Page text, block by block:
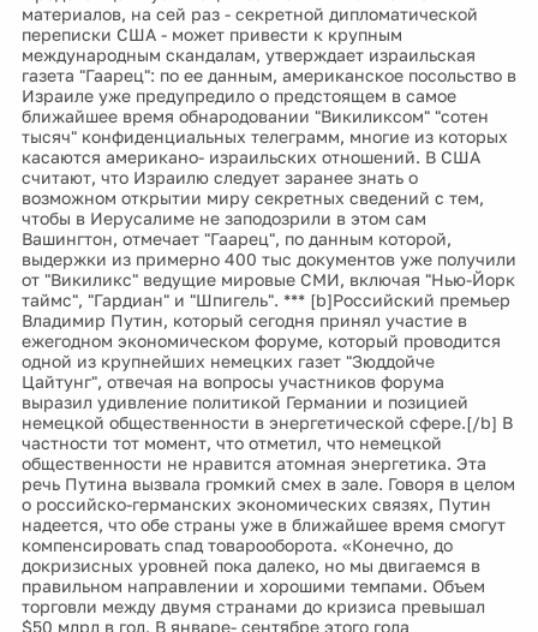
материалов, на сей раз - секретной дипломатической
переписки США - может привести к крупным
международным скандалам, утверждает израильская
газета "Гаарец": по ее данным, американское посольство в
Израиле уже предупредило о предстоящем в самое
ближайшее время обнародовании "Викиликсом" "сотен
тысяч" конфиденциальных телеграмм, многие из которых
касаются американо- израильских отношений. В США
считают, что Израилю следует заранее знать о
возможном открытии миру секретных сведений с тем,
чтобы в Иерусалиме не заподозрили в этом сам
Вашингтон, отмечает "Гаарец", по данным которой,
выдержки из примерно 400 тыс документов уже получили
от "Викиликс" ведущие мировые СМИ, включая "Нью-Йорк
таймс", "Гардиан" и "Шпигель". *** [b]Российский премьер
Владимир Путин, который сегодня принял участие в
ежегодном экономическом форуме, который проводится
одной из крупнейших немецких газет "Зюддойче
Цайтунг", отвечая на вопросы участников форума
выразил удивление политикой Германии и позицией
немецкой общественности в энергетической сфере.[/b] В
частности тот момент, что отметил, что немецкой
общественности не нравится атомная энергетика. Эта
речь Путина вызвала громкий смех в зале. Говоря в целом
о российско-германских экономических связях, Путин
надеется, что обе страны уже в ближайшее время смогут
компенсировать спад товарооборота. «Конечно, до
докризисных уровней пока далеко, но мы двигаемся в
правильном направлении и хорошими темпами. Объем
торговли между двумя странами до кризиса превышал
$50 млрд в год. В январе- сентябре этого года